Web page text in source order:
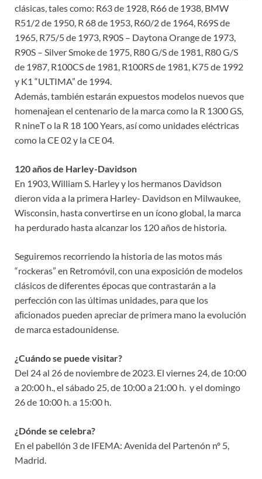
clásicas, tales como: R63 de 1928, R66 de 1938, BMW
R51/2 de 1950, R 68 de 1953, R60/2 de 1964, R69S de
1965, R75/5 de 1973, R90S – Daytona Orange de 1973,
R90S – Silver Smoke de 1975, R80 G/S de 1981, R80 G/S
de 1987, R100CS de 1981, R100RS de 1981, K75 de 1992
y K1 “ULTIMA” de 1994.
Además, también estarán expuestos modelos nuevos que
homenajean el centenario de la marca como la R 1300 GS,
R nineT o la R 18 100 Years, así como unidades eléctricas
como la CE 02 y la CE 04.
120 años de Harley-Davidson
En 1903, William S. Harley y los hermanos Davidson
dieron vida a la primera Harley- Davidson en Milwaukee,
Wisconsin, hasta convertirse en un ícono global, la marca
ha perdurado hasta alcanzar los 120 años de historia.
Seguiremos recorriendo la historia de las motos más
“rockeras” en Retromóvil, con una exposición de modelos
clásicos de diferentes épocas que contrastarán a la
perfección con las últimas unidades, para que los
aﬁcionados pueden apreciar de primera mano la evolución
de marca estadounidense.
¿Cuándo se puede visitar?
Del 24 al 26 de noviembre de 2023. El viernes 24, de 10:00
a 20:00 h., el sábado 25, de 10:00 a 21:00 h. y el domingo
26 de 10:00 h. a 15:00 h.
¿Dónde se celebra?
En el pabellón 3 de IFEMA: Avenida del Partenón nº 5,
Madrid.